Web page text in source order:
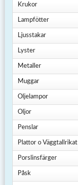
Krukor
Lampfötter
Ljusstakar
Lyster
Metaller
Muggar
Oljelampor
Oljor
Penslar
Plattor o Väggtallrikat
Porslinsfärger
Påsk